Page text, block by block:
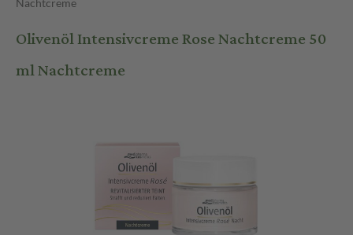
Nachtcreme
Olivenöl Intensivcreme Rose Nachtcreme 50
ml Nachtcreme